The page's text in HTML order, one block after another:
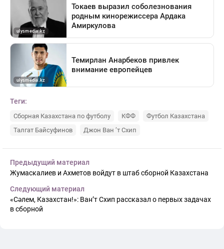
Теги:
Сборная Казахстана по футболу КФФ
Футбол Казахстана
Талгат Байсуфинов
Джон Ван ’т Схип
Предыдущий материал
Жумаскалиев и Ахметов войдут в штаб сборной Казахстана
Следующий материал
«Сәлем, Казахстан!»: Ван’т Схип рассказал о первых задачах
в сборной